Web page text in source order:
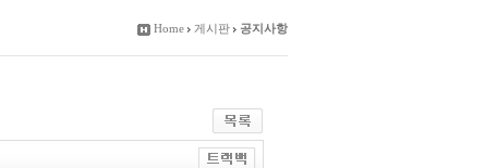
Home 게시판 공지사항